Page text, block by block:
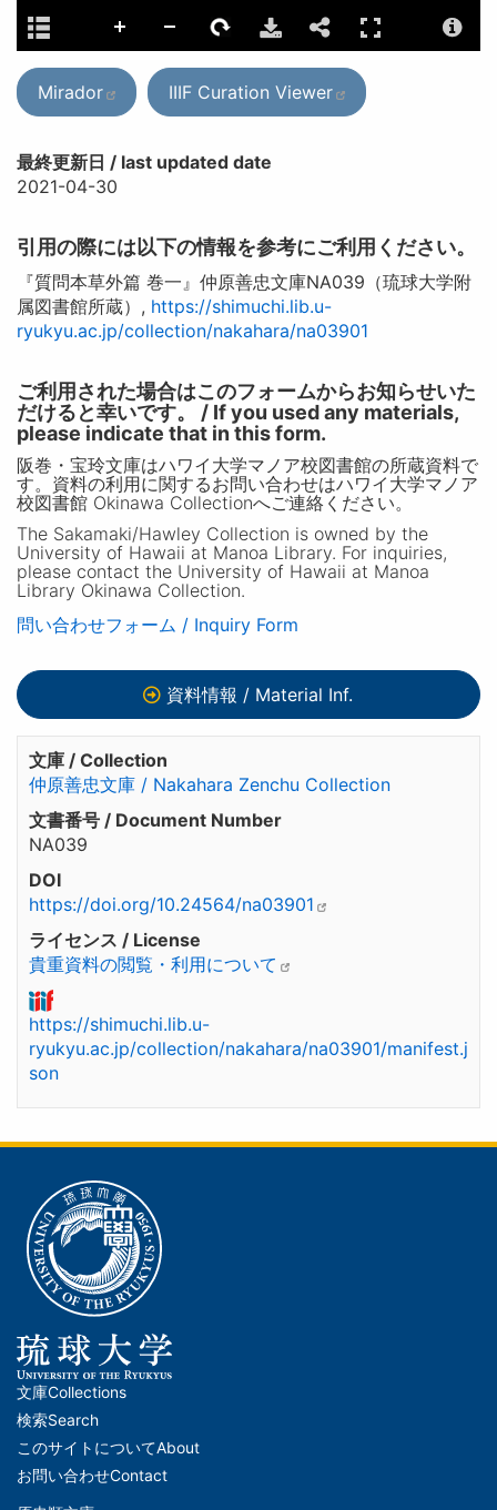
Mirador IIIF Curation Viewer
最終更新日 / last updated date
2021-04-30
引用の際には以下の情報を参考にご利用ください。
『質問本草外篇 巻一』仲原善忠文庫NA039（琉球大学附
属図書館所蔵）, https://shimuchi.lib.u-
ryukyu.ac.jp/collection/nakahara/na03901
ご利用された場合はこのフォームからお知らせいた
だけると幸いです。 / If you used any materials,
please indicate that in this form.
阪巻・宝玲文庫はハワイ大学マノア校図書館の所蔵資料で
す。資料の利用に関するお問い合わせはハワイ大学マノア
校図書館 Okinawa Collectionへご連絡ください。
The Sakamaki/Hawley Collection is owned by the
University of Hawaii at Manoa Library. For inquiries,
please contact the University of Hawaii at Manoa
Library Okinawa Collection.
問い合わせフォーム / Inquiry Form
資料情報 / Material Inf.
文庫 / Collection
仲原善忠文庫 / Nakahara Zenchu Collection
文書番号 / Document Number
NA039
DOI
https://doi.org/10.24564/na03901
ライセンス / License
貴重資料の閲覧・利用について
https://shimuchi.lib.u-
ryukyu.ac.jp/collection/nakahara/na03901/manifest.j
son
メ
イ
ン
文庫Collections
検索Search
このサイトについてAbout
お問い合わせContact